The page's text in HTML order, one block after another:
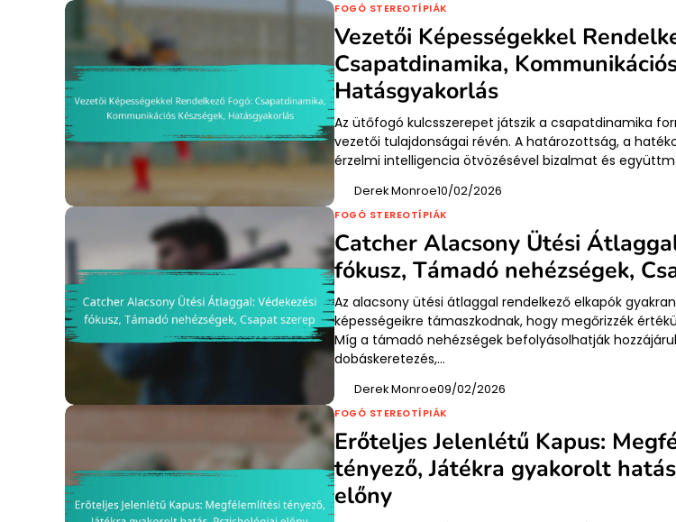
FOGÓ STEREOTÍPIÁK
Vezetői Képességekkel
Csapatdinamika,
Hatásgyakorlás
Az ütőfogó kulcsszerepet játszik a csapatdinamika
vezetői tulajdonságai révén. A határozottság, a
érzelmi intelligencia ötvözésével bizalmat és
Derek Monroe10/02/2026
FOGÓ STEREOTÍPIÁK
Catcher Alacsony Ütési
fókusz, Támadó nehézségek,
Az alacsony ütési átlaggal rendelkező elkapók
képességeikre támaszkodnak, hogy megőrizzék
Míg a támadó nehézségek befolyásolhatják
dobáskeretezés,…
Derek Monroe09/02/2026
FOGÓ STEREOTÍPIÁK
Erőteljes Jelenlétű Kapus:
tényező, Játékra gyakorolt
előny